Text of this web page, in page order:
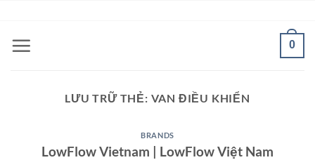
nội
0
LƯU TRỮ THẺ: VAN ĐIỀU KHIỂN
BRANDS
LowFlow Vietnam | LowFlow Việt Nam